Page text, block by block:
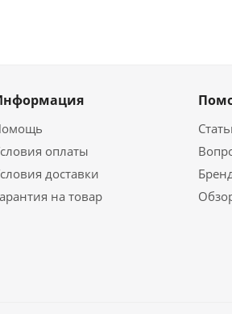
оплаты
доставки
на товар